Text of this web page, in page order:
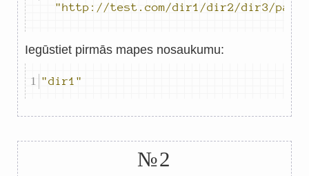
"http://test.com/dir1/dir2/dir3/
Iegūstiet pirmās mapes nosaukumu:
"dir1"
№2